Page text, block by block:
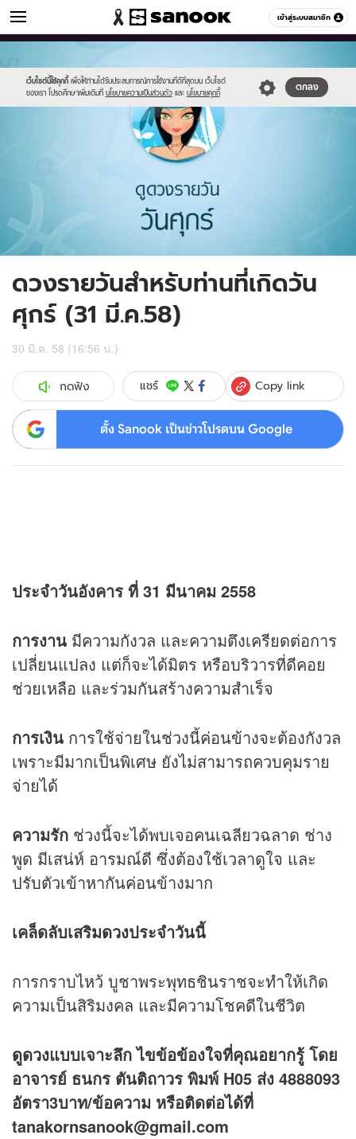
เข้าสู่ระบบสมาชิก
ดูดวง หมวดอื่นๆ
เว็บไซต์นี้ใช้คุกกี้ เพื่อให้ท่านได้รับประสบการณ์การใช้งานที่ดีที่สุดบน เว็บไซต์
ของเรา โปรดศึกษาเพิ่มเติมที่ นโยบายความเป็นส่วนตัว และ นโยบายคุกกี้
ตกลง
//s.isanook.com/sr/0/images/logo-
new-
sanook.png
//s.isanook.com/ho/0/ud/16/80461/6_fri.jpg
ดวงรายวันสำหรับท่านที่เกิดวัน
ศุกร์ (31 มี.ค.58)
30 มี.ค. 58 (16:56 น.)
กดฟัง แชร์ Copy link
ตั้ง Sanook เป็นข่าวโปรดบน Google
ประจำวันอังคาร ที่ 31 มีนาคม 2558
การงาน มีความกังวล และความตึงเครียดต่อการ
เปลี่ยนแปลง แต่ก็จะได้มิตร หรือบริวารที่ดีคอย
ช่วยเหลือ และร่วมกันสร้างความสำเร็จ
การเงิน การใช้จ่ายในช่วงนี้ค่อนข้างจะต้องกังวล
เพราะมีมากเป็นพิเศษ ยังไม่สามารถควบคุมราย
จ่ายได้
ความรัก ช่วงนี้จะได้พบเจอคนเฉลียวฉลาด ช่าง
พูด มีเสน่ห์ อารมณ์ดี ซึ่งต้องใช้เวลาดูใจ และ
ปรับตัวเข้าหากันค่อนข้างมาก
เคล็ดลับเสริมดวงประจำวันนี้
การกราบไหว้ บูชาพระพุทธชินราชจะทำให้เกิด
ความเป็นสิริมงคล และมีความโชคดีในชีวิต
ดูดวงแบบเจาะลึก ไขข้อข้องใจที่คุณอยากรู้ โดย
อาจารย์ ธนกร ตันติถาวร พิมพ์ H05 ส่ง 4888093
อัตรา3บาท/ข้อความ หรือติดต่อได้ที่
tanakornsanook@gmail.com